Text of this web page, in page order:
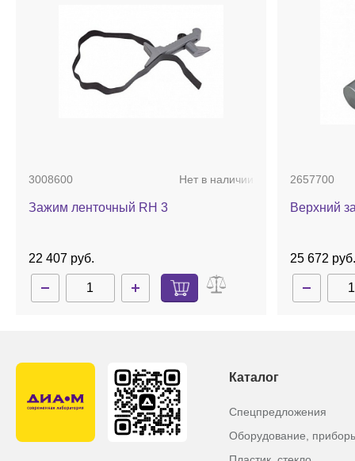
3008600 Нет в наличии
Зажим ленточный RH 3
22 407 руб.
2657700
Верхний
25 672 руб.
Каталог
Спецпредложения
Оборудование,